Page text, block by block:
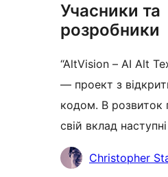
Учасники та
розробники
“AltVision – AI Alt
— проект з
кодом. В розвиток
свій вклад
УчасникиChristopher